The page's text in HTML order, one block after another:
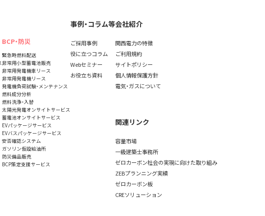
BCP・防災
緊急時燃料配送
非常用小型蓄電池販売
非常用発電機車リース
非常用発電機リース
発電機負荷試験・メンテナンス
燃料成分分析
燃料洗浄・入替
太陽光発電オンサイトサービス
蓄電池オンサイトサービス
EVパッケージサービス
EVバスパッケージサービス
安否確認システム
ガソリン仮設給油所
防災備品販売
BCP策定支援サービス
事例・コラム等
ご採用事例
役に立つコラム
Webセミナー
お役立ち資料
会社紹介
関西電力の特徴
ご利用規約
サイトポリシー
個人情報保護方針
電気・ガスについて
関連リンク
容量市場
一級建築士事務所
ゼロカーボン社会の実現に向けた取り組み
ZEBプランニング実績
ゼロカーボン板
CREソリューション